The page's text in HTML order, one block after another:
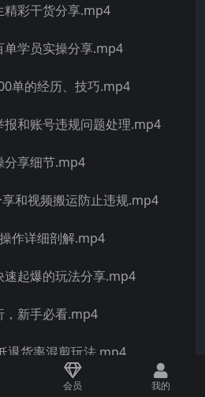
精彩干货分享.mp4
单学员实操分享.mp4
单的经历、技巧.mp4
和账号违规问题处理.mp4
分享细节.mp4
和视频搬运防止违规.mp4
作详细剖解.mp4
速起爆的玩法分享.mp4
，新手必看.mp4
退货率混剪玩法.mp4
出400单的选品操作细节.mp4
会员 我的